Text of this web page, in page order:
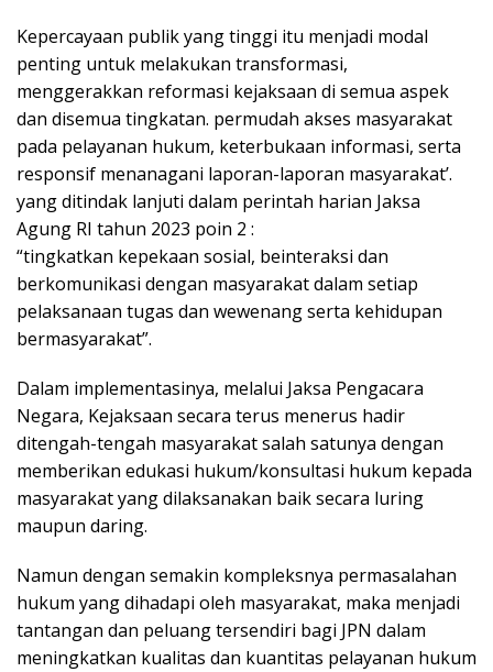
Kepercayaan publik yang tinggi itu menjadi modal
penting untuk melakukan transformasi,
menggerakkan reformasi kejaksaan di semua aspek
dan disemua tingkatan. permudah akses masyarakat
pada pelayanan hukum, keterbukaan informasi, serta
responsif menanagani laporan-laporan masyarakat’.
yang ditindak lanjuti dalam perintah harian Jaksa
Agung RI tahun 2023 poin 2 :
“tingkatkan kepekaan sosial, beinteraksi dan
berkomunikasi dengan masyarakat dalam setiap
pelaksanaan tugas dan wewenang serta kehidupan
bermasyarakat”.
Dalam implementasinya, melalui Jaksa Pengacara
Negara, Kejaksaan secara terus menerus hadir
ditengah-tengah masyarakat salah satunya dengan
memberikan edukasi hukum/konsultasi hukum kepada
masyarakat yang dilaksanakan baik secara luring
maupun daring.
Namun dengan semakin kompleksnya permasalahan
hukum yang dihadapi oleh masyarakat, maka menjadi
tantangan dan peluang tersendiri bagi JPN dalam
meningkatkan kualitas dan kuantitas pelayanan hukum